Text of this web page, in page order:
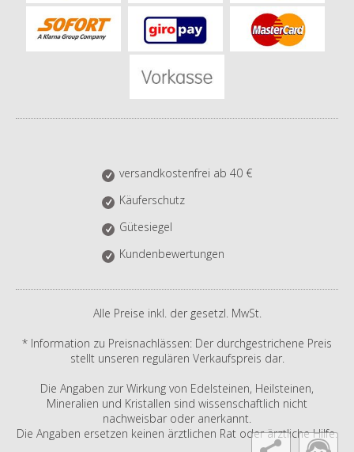
versandkostenfrei ab 40 €
Käuferschutz
Gütesiegel
Kundenbewertungen
Alle Preise inkl. der gesetzl. MwSt.
* Information zu Preisnachlässen: Der durchgestrichene Preis
stellt unseren regulären Verkaufspreis dar.
Die Angaben zur Wirkung von Edelsteinen, Heilsteinen,
Mineralien und Kristallen sind wissenschaftlich nicht
nachweisbar oder anerkannt.
Die Angaben ersetzen keinen ärztlichen Rat oder ärztliche Hilfe.